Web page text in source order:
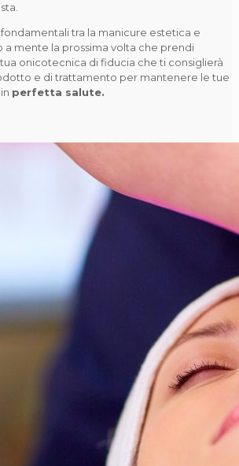
tra la manicure estetica e
a mente la prossima volta che prendi
onicotecnica di fiducia che ti consiglierà
e di trattamento per mantenere le tue
perfetta salute.